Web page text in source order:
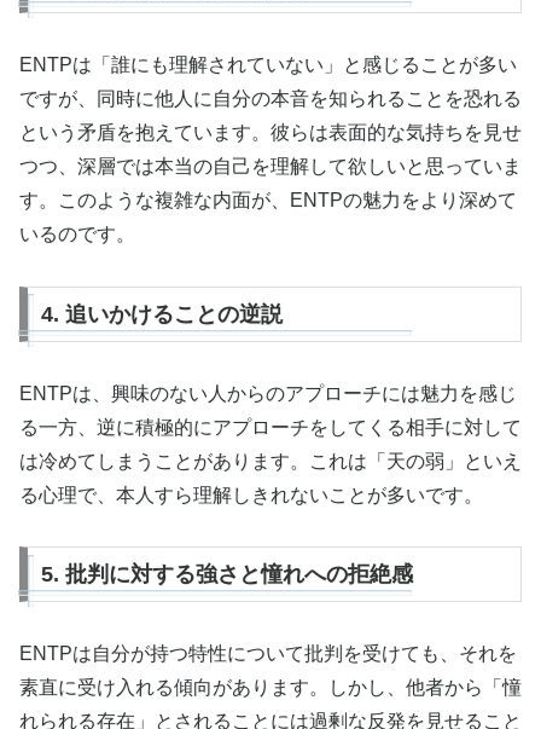
ENTPは「誰にも理解されていない」と感じることが多い
ですが、同時に他人に自分の本音を知られることを恐れる
という矛盾を抱えています。彼らは表面的な気持ちを見せ
つつ、深層では本当の自己を理解して欲しいと思っていま
す。このような複雑な内面が、ENTPの魅力をより深めて
いるのです。
4. 追いかけることの逆説
ENTPは、興味のない人からのアプローチには魅力を感じ
る一方、逆に積極的にアプローチをしてくる相手に対して
は冷めてしまうことがあります。これは「天の弱」といえ
る心理で、本人すら理解しきれないことが多いです。
5. 批判に対する強さと憧れへの拒絶感
ENTPは自分が持つ特性について批判を受けても、それを
素直に受け入れる傾向があります。しかし、他者から「憧
れられる存在」とされることには過剰な反発を見せること